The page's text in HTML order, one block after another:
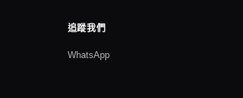
追蹤我們
WhatsApp